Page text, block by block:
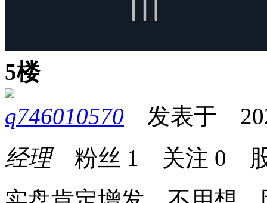
5楼
q746010570 发表于
经理粉丝 1 关注 0